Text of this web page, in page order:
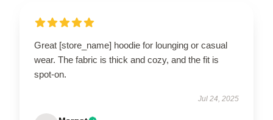
Great [store_name] hoodie for lounging or casual
wear. The fabric is thick and cozy, and the fit is
spot-on.
Jul 24, 2025